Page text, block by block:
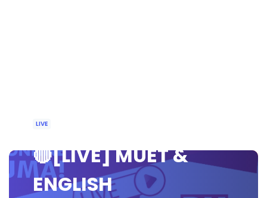
LIVE
🔴[LIVE] MUET &
ENGLISH